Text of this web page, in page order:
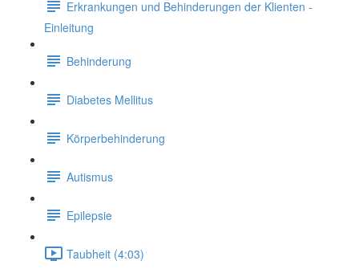
Erkrankungen und Behinderungen der Klienten -
Einleitung
Behinderung
Diabetes Mellitus
Körperbehinderung
Autismus
Epilepsie
Taubheit (4:03)